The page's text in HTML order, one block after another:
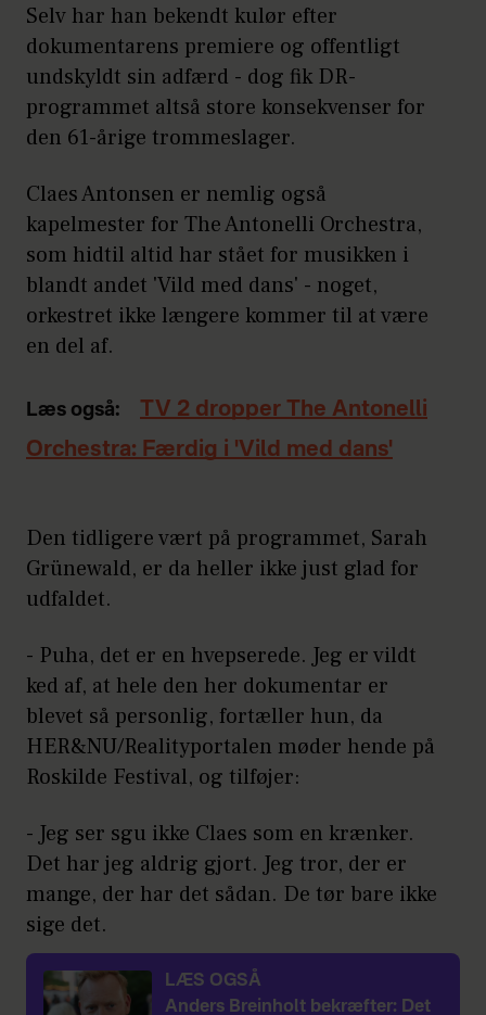
Selv har han bekendt kulør efter
dokumentarens premiere og offentligt
undskyldt sin adfærd - dog fik DR-
programmet altså store konsekvenser for
den 61-årige trommeslager.
Claes Antonsen er nemlig også
kapelmester for The Antonelli Orchestra,
som hidtil altid har stået for musikken i
blandt andet 'Vild med dans' - noget,
orkestret ikke længere kommer til at være
en del af.
Læs også:
TV 2 dropper The Antonelli
Orchestra: Færdig i 'Vild med dans'
Den tidligere vært på programmet, Sarah
Grünewald, er da heller ikke just glad for
udfaldet.
- Puha, det er en hvepserede. Jeg er vildt
ked af, at hele den her dokumentar er
blevet så personlig, fortæller hun, da
HER&NU/Realityportalen møder hende på
Roskilde Festival, og tilføjer:
- Jeg ser sgu ikke Claes som en krænker.
Det har jeg aldrig gjort. Jeg tror, der er
mange, der har det sådan. De tør bare ikke
sige det.
LÆS OGSÅ
Anders Breinholt bekræfter: Det